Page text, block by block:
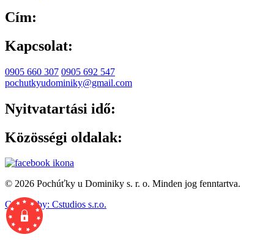
Cím:
Kapcsolat:
0905 660 307 0905 692 547
pochutkyudominiky@gmail.com
Nyitvatartási idő:
Közösségi oldalak:
© 2026 Pochúťky u Dominiky s. r. o. Minden jog fenntartva.
Created by: Cstudios s.r.o.